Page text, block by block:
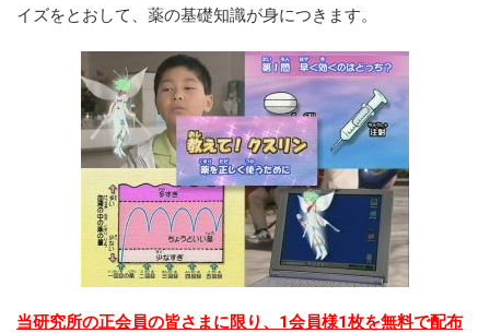
イズをとおして、薬の基礎知識が身につきます。
当研究所の正会員の皆さまに限り、1会員様1枚を無料で配布